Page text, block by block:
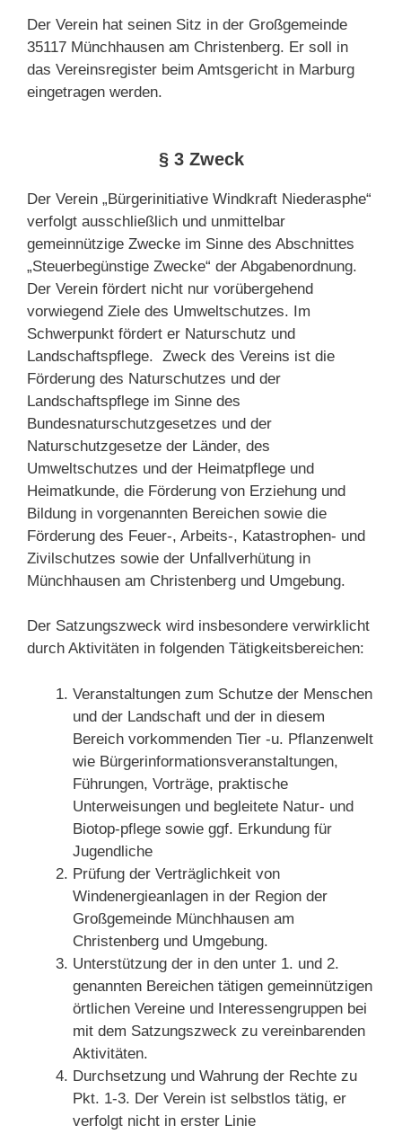
Der Verein hat seinen Sitz in der Großgemeinde
35117 Münchhausen am Christenberg. Er soll in
das Vereinsregister beim Amtsgericht in Marburg
eingetragen werden.
§ 3 Zweck
Der Verein „Bürgerinitiative Windkraft Niederasphe“
verfolgt ausschließlich und unmittelbar
gemeinnützige Zwecke im Sinne des Abschnittes
„Steuerbegünstige Zwecke“ der Abgabenordnung.
Der Verein fördert nicht nur vorübergehend
vorwiegend Ziele des Umweltschutzes. Im
Schwerpunkt fördert er Naturschutz und
Landschaftspflege. Zweck des Vereins ist die
Förderung des Naturschutzes und der
Landschaftspflege im Sinne des
Bundesnaturschutzgesetzes und der
Naturschutzgesetze der Länder, des
Umweltschutzes und der Heimatpflege und
Heimatkunde, die Förderung von Erziehung und
Bildung in vorgenannten Bereichen sowie die
Förderung des Feuer-, Arbeits-, Katastrophen- und
Zivilschutzes sowie der Unfallverhütung in
Münchhausen am Christenberg und Umgebung.
Der Satzungszweck wird insbesondere verwirklicht
durch Aktivitäten in folgenden Tätigkeitsbereichen:
Veranstaltungen zum Schutze der Menschen
und der Landschaft und der in diesem
Bereich vorkommenden Tier -u. Pflanzenwelt
wie Bürgerinformationsveranstaltungen,
Führungen, Vorträge, praktische
Unterweisungen und begleitete Natur- und
Biotop-pflege sowie ggf. Erkundung für
Jugendliche
Prüfung der Verträglichkeit von
Windenergieanlagen in der Region der
Großgemeinde Münchhausen am
Christenberg und Umgebung.
Unterstützung der in den unter 1. und 2.
genannten Bereichen tätigen gemeinnützigen
örtlichen Vereine und Interessengruppen bei
mit dem Satzungszweck zu vereinbarenden
Aktivitäten.
Durchsetzung und Wahrung der Rechte zu
Pkt. 1-3. Der Verein ist selbstlos tätig, er
verfolgt nicht in erster Linie